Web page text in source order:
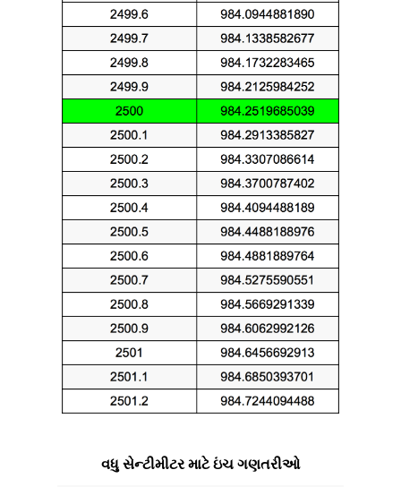
વધુ સેન્ટીમીટર માટે ઇંચ ગણતરીઓ